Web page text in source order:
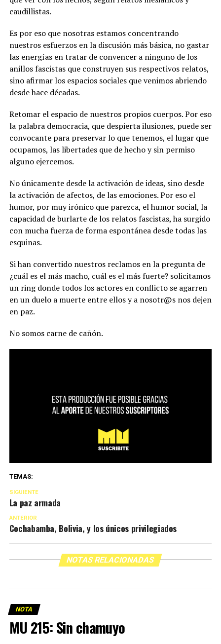
caudillistas.
Es por eso que nosotras estamos concentrando
nuestros esfuerzos en la discusión más básica, no gastar
las energías en tratar de convencer a ninguno de los
anillos fascistas que construyen sus respectivos relatos,
sino afirmar los espacios sociales que venimos abriendo
desde hace décadas.
Retomar el espacio de nuestros propios cuerpos. Por eso
la palabra democracia, que despierta ilusiones, puede ser
convocante para preservar lo que tenemos, el lugar que
ocupamos, las libertades que de hecho y sin permiso
alguno ejercemos.
No únicamente desde la activación de ideas, sino desde
la activación de afectos, de las emociones. Por eso el
humor, por muy irónico que parezca, el humor social, la
capacidad de burlarte de los relatos fascistas, ha surgido
con mucha fuerza de forma espontánea desde todas las
esquinas.
Si han convertido nuestros reclamos en la pregunta de
¿cuál es el más macho, cuál es el más fuerte? solicitamos
un ring donde todos los actores en conflicto se agarren
en un duelo a muerte entre ellos y a nosotr@s nos dejen
en paz.
No somos carne de cañón.
TEMAS:
SIGUIENTE
La paz armada
ANTERIOR
Cochabamba, Bolivia, y los únicos privilegiados
NOTAS RELACIONADAS
NOTA
MU 215: Sin chamuyo